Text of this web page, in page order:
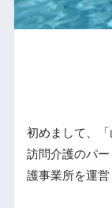
初めまして、「
訪問介護のパ
護事業所を運営